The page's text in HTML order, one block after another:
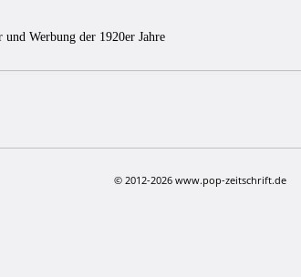
und Werbung der 1920er Jahre
© 2012-2026 www.pop-zeitschrift.de